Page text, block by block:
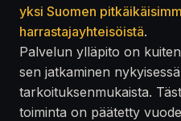
yksi Suomen
harrastajayhteisöistä.
Palvelun ylläpito on
sen jatkaminen
tarkoituksenmukaista.
toiminta on päätetty